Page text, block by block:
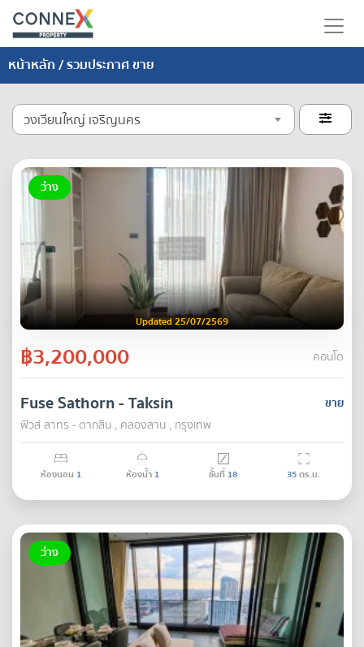
หน้าหลัก/ รวมประกาศ ขาย
วงเวียนใหญ่ เจริญนคร 
ว่าง
Updated 25/07/2569
฿3,200,000 คอนโด
ขาย
Fuse Sathorn - Taksin
ฟิวส์ สาทร - ตากสิน , คลองสาน , กรุงเทพ
ห้องนอน 1 ห้องน้ำ 1 ชั้นที่ 18 35ตร.ม.
ว่าง